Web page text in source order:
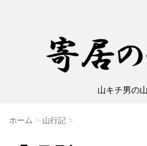
山キチ男の
ホーム > 山行記 >